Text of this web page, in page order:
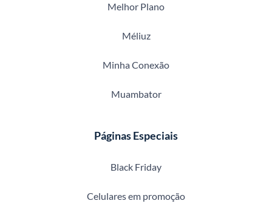
Melhor Plano
Méliuz
Minha Conexão
Muambator
Páginas Especiais
Black Friday
Celulares em promoção